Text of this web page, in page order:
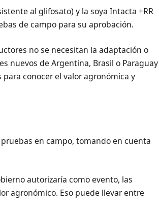
al glifosato) y la soya Intacta +RR
de campo para su aprobación.
no se necesitan la adaptación o
nuevos de Argentina, Brasil o Paraguay
conocer el valor agronómica y
en campo, tomando en cuenta
autorizaría como evento, las
agronómico. Eso puede llevar entre